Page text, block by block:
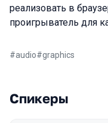
реализовать в
проигрыватель для
#audio#graphics
Спикеры